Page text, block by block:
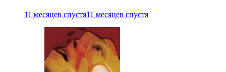
11 месяцев спустя11 месяцев спустя